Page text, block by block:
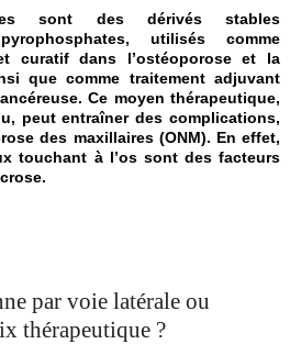
sont des dérivés stables
utilisés comme
curatif dans l’ostéoporose et la
que comme traitement adjuvant
Ce moyen thérapeutique,
peut entraîner des complications,
des maxillaires (ONM). En effet,
touchant à l’os sont des facteurs
par voie latérale ou
thérapeutique ?